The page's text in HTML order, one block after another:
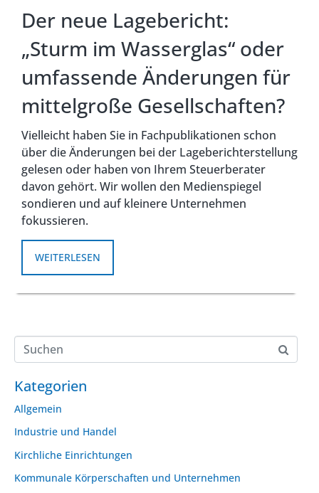
Der neue Lagebericht:
„Sturm im Wasserglas“ oder
umfassende Änderungen für
mittelgroße Gesellschaften?
Vielleicht haben Sie in Fachpublikationen schon
über die Änderungen bei der Lageberichterstellung
gelesen oder haben von Ihrem Steuerberater
davon gehört. Wir wollen den Medienspiegel
sondieren und auf kleinere Unternehmen
fokussieren.
WEITERLESEN
Kategorien
Allgemein
Industrie und Handel
Kirchliche Einrichtungen
Kommunale Körperschaften und Unternehmen